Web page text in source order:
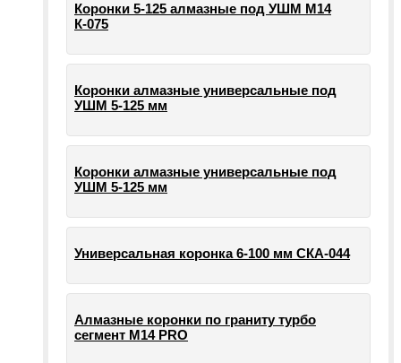
Коронки 5-125 алмазные под УШМ М14
К-075
Коронки алмазные универсальные под
УШМ 5-125 мм
Коронки алмазные универсальные под
УШМ 5-125 мм
Универсальная коронка 6-100 мм СКА-044
Алмазные коронки по граниту турбо
сегмент М14 PRO